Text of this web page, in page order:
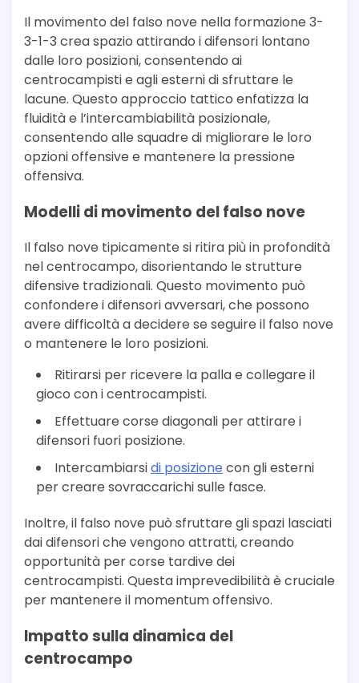
Il movimento del falso nove nella formazione 3-
3-1-3 crea spazio attirando i difensori lontano
dalle loro posizioni, consentendo ai
centrocampisti e agli esterni di sfruttare le
lacune. Questo approccio tattico enfatizza la
fluidità e l’intercambiabilità posizionale,
consentendo alle squadre di migliorare le loro
opzioni offensive e mantenere la pressione
offensiva.
Modelli di movimento del falso nove
Il falso nove tipicamente si ritira più in profondità
nel centrocampo, disorientando le strutture
difensive tradizionali. Questo movimento può
confondere i difensori avversari, che possono
avere difficoltà a decidere se seguire il falso nove
o mantenere le loro posizioni.
Ritirarsi per ricevere la palla e collegare il
gioco con i centrocampisti.
Effettuare corse diagonali per attirare i
difensori fuori posizione.
Intercambiarsidi posizione con gli esterni
per creare sovraccarichi sulle fasce.
Inoltre, il falso nove può sfruttare gli spazi lasciati
dai difensori che vengono attratti, creando
opportunità per corse tardive dei
centrocampisti. Questa imprevedibilità è cruciale
per mantenere il momentum offensivo.
Impatto sulla dinamica del
centrocampo